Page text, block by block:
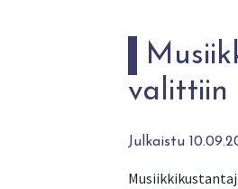
valittiin
Julkaistu